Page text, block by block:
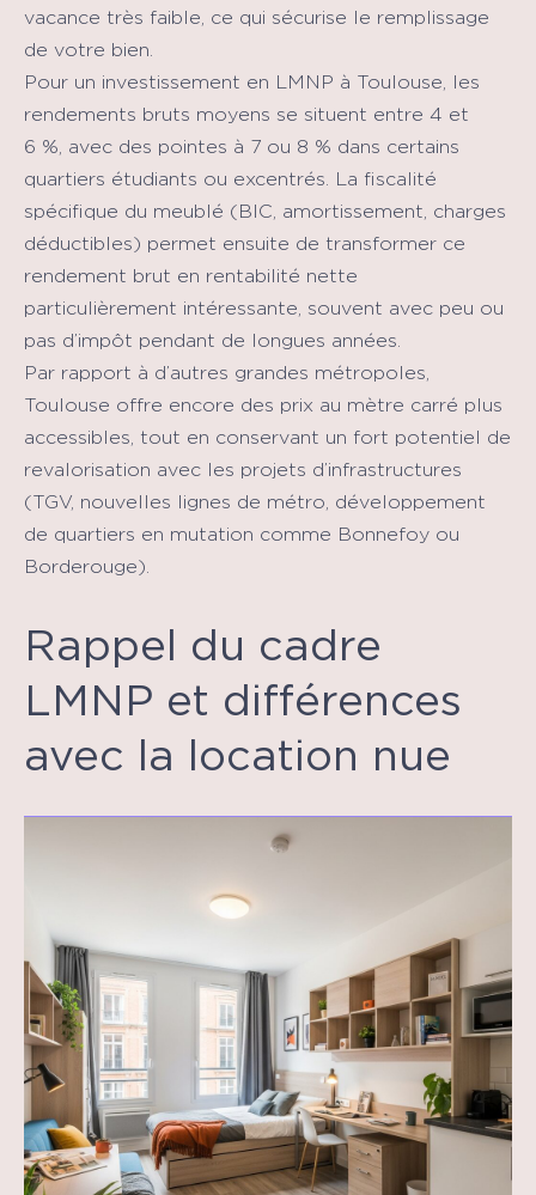
vacance très faible, ce qui sécurise le remplissage
de votre bien.
Pour un investissement en LMNP à Toulouse, les
rendements bruts moyens se situent entre 4 et
6 %, avec des pointes à 7 ou 8 % dans certains
quartiers étudiants ou excentrés. La fiscalité
spécifique du meublé (BIC, amortissement, charges
déductibles) permet ensuite de transformer ce
rendement brut en rentabilité nette
particulièrement intéressante, souvent avec peu ou
pas d’impôt pendant de longues années.
Par rapport à d’autres grandes métropoles,
Toulouse offre encore des prix au mètre carré plus
accessibles, tout en conservant un fort potentiel de
revalorisation avec les projets d’infrastructures
(TGV, nouvelles lignes de métro, développement
de quartiers en mutation comme Bonnefoy ou
Borderouge).
Rappel du cadre
LMNP et différences
avec la location nue